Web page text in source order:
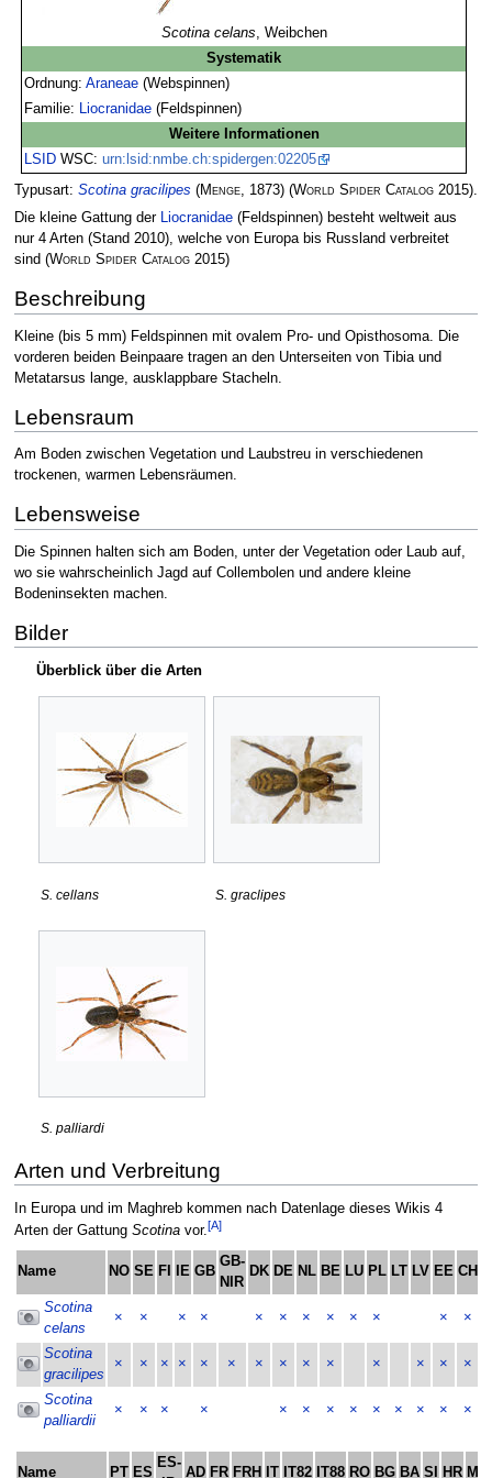
Scotina celans , Weibchen
Systematik
Ordnung:Araneae (Webspinnen)
Familie:
Liocranidae (Feldspinnen)
Weitere Informationen
LSID WSC:urn:lsid:nmbe.ch:spidergen:02205
Typusart: Scotina gracilipes (Menge, 1873) (World Spider Catalog2015).
Die kleine Gattung der Liocranidae(Feldspinnen) besteht weltweit aus
nur 4 Arten (Stand 2010), welche von Europa bis Russland verbreitet
sind (World Spider Catalog2015)
Beschreibung
Kleine (bis 5 mm) Feldspinnen mit ovalem Pro- und Opisthosoma. Die
vorderen beiden Beinpaare tragen an den Unterseiten von Tibia und
Metatarsus lange, ausklappbare Stacheln.
Lebensraum
Am Boden zwischen Vegetation und Laubstreu in verschiedenen
trockenen, warmen Lebensräumen.
Lebensweise
Die Spinnen halten sich am Boden, unter der Vegetation oder Laub auf,
wo sie wahrscheinlich Jagd auf Collembolen und andere kleine
Bodeninsekten machen.
Bilder
Überblick über die Arten
S. cellans S. graclipes
S. palliardi
Arten und Verbreitung
In Europa und im Maghreb kommen nach Datenlage dieses Wikis 4
Arten der Gattung Scotinavor.[A]
Name NO SE FI IE GB
GB-
NIR
DK DE NL BE LU PL LT LV EE CH
Scotina
celans
× × × × × × × × × × × ×
Scotina
gracilipes
× × × × × × × × × × × × × ×
Scotina
palliardii
× × × × × × × × × × × × ×
Name PT ES
ES-
AD FR FRH IT IT82 IT88 RO BG BA SI HR ME